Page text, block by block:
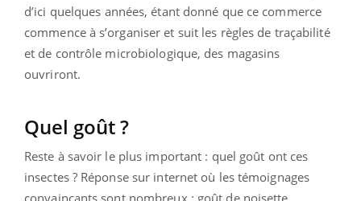
d’ici quelques années, étant donné que ce commerce
commence à s’organiser et suit les règles de traçabilité
et de contrôle microbiologique, des magasins
ouvriront.
Quel goût ?
Reste à savoir le plus important : quel goût ont ces
insectes ? Réponse sur internet où les témoignages